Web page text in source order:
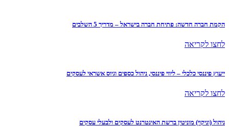
הקמת חברה חדשה: פתיחת חברה בישראל – מדריך 5 השלבים
לחצו לקריאה
ייעוץ פיננסי כלכלי – ליווי פיננסי, ניהול כספים וגיוס אשראי לעסקים
לחצו לקריאה
ניהול (וניקוי) מוניטין ברשת האינטרנט לעסקים ולבעלי עסקים